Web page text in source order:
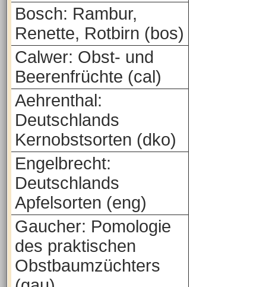
Bosch: Rambur,
Renette, Rotbirn (bos)
Calwer: Obst- und
Beerenfrüchte (cal)
Aehrenthal:
Deutschlands
Kernobstsorten (dko)
Engelbrecht:
Deutschlands
Apfelsorten (eng)
Gaucher: Pomologie
des praktischen
Obstbaumzüchters